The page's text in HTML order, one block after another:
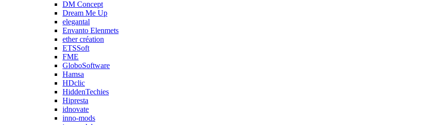
DM Concept
Dream Me Up
elegantal
Envanto Elenmets
ether création
ETSSoft
FME
GloboSoftware
Hamsa
HDclic
HiddenTechies
Hipresta
idnovate
inno-mods